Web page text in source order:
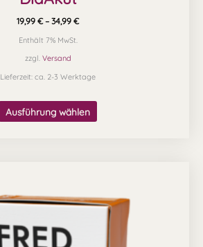
19,99 € – 34,99 €
Enthält 7% MwSt.
zzgl. Versand
Lieferzeit: ca. 2-3 Werktage
Ausführung wählen